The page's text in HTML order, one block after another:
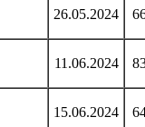
26.05.2024
11.06.2024
15.06.2024